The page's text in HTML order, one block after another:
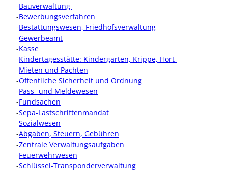
-Bauverwaltung
-Bewerbungsverfahren
-Bestattungswesen, Friedhofsverwaltung
-Gewerbeamt
-Kasse
-Kindertagesstätte: Kindergarten, Krippe, Hort
-Mieten und Pachten
-Öffentliche Sicherheit und Ordnung
-Pass- und Meldewesen
-Fundsachen
-Sepa-Lastschriftenmandat
-Sozialwesen
-Abgaben, Steuern, Gebühren
-Zentrale Verwaltungsaufgaben
-Feuerwehrwesen
-Schlüssel-Transponderverwaltung